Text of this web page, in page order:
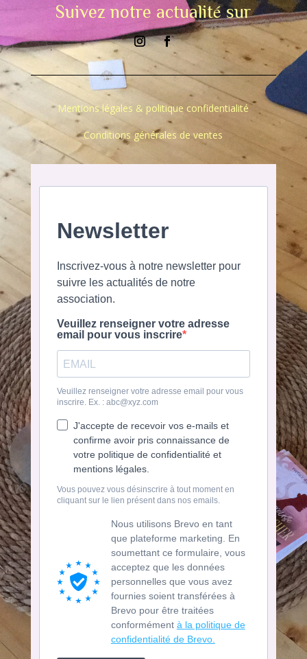
Suivez notre actualité sur
Mentions légales & politique confidentialité
Conditions générales de ventes
Newsletter
Inscrivez-vous à notre newsletter pour
suivre les actualités de notre
association.
Veuillez renseigner votre adresse
email pour vous inscrire
Veuillez renseigner votre adresse email pour vous
inscrire. Ex. : abc@xyz.com
J'accepte de recevoir vos e-mails et
confirme avoir pris connaissance de
votre politique de confidentialité et
mentions légales.
Vous pouvez vous désinscrire à tout moment en
cliquant sur le lien présent dans nos emails.
Nous utilisons Brevo en tant
que plateforme marketing. En
soumettant ce formulaire, vous
acceptez que les données
personnelles que vous avez
fournies soient transférées à
Brevo pour être traitées
conformément à la politique de
confidentialité de Brevo.